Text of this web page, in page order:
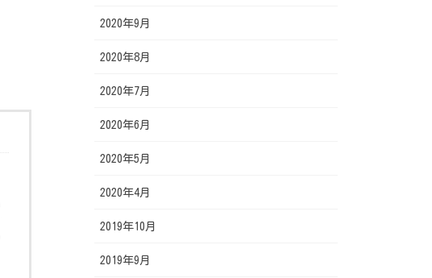
2020年9月
2020年8月
2020年7月
2020年6月
2020年5月
2020年4月
2019年10月
2019年9月